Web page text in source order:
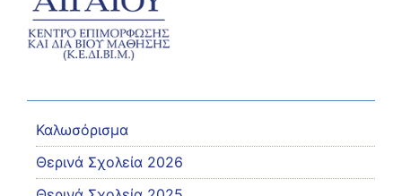
Καλωσόρισμα
Θερινά Σχολεία 2026